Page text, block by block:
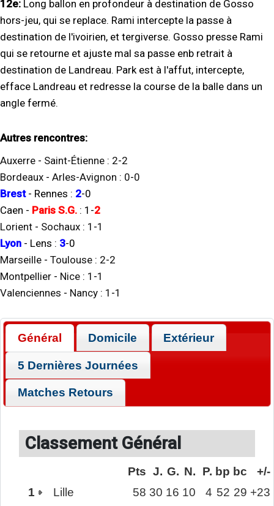
12e: Long ballon en profondeur à destination de Gosso
hors-jeu, qui se replace. Rami intercepte la passe à
destination de l'ivoirien, et tergiverse. Gosso presse Rami
qui se retourne et ajuste mal sa passe enb retrait à
destination de Landreau. Park est à l'affut, intercepte,
efface Landreau et redresse la course de la balle dans un
angle fermé.
Autres rencontres:
Auxerre - Saint-Étienne : 2-2
Bordeaux - Arles-Avignon : 0-0
Brest- Rennes : 2-0
Caen - Paris S.G. : 1 -2
Lorient - Sochaux : 1 -1
Lyon - Lens : 3-0
Marseille - Toulouse : 2-2
Montpellier - Nice : 1 -1
Valenciennes - Nancy : 1 -1
Général Domicile Extérieur
5 Dernières Journées
Matches Retours
Classement Général
Pts J. G. N. P. bp bc
+/-
1
Lille 58 30 16 10 4 52 29 +23